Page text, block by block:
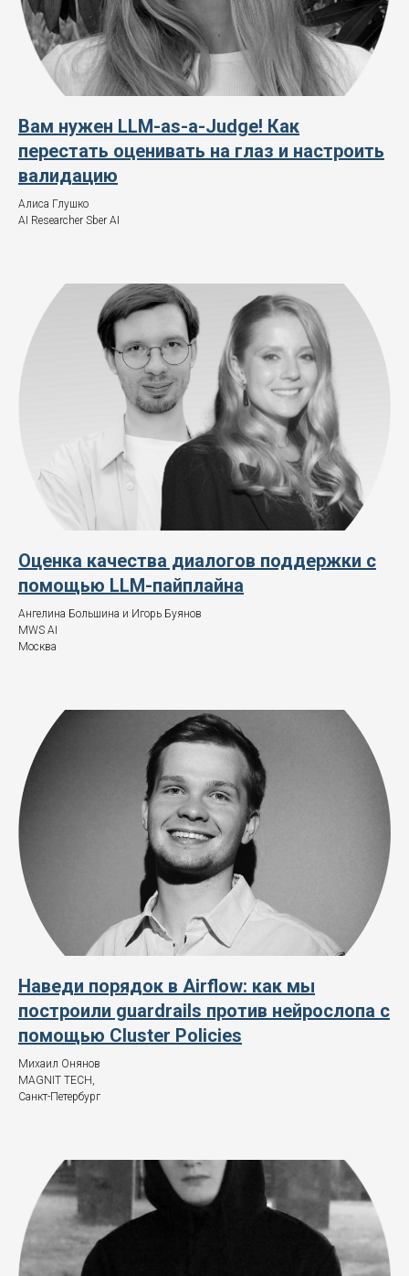
Вам нужен LLM-as-a-Judge! Как
перестать оценивать на глаз и настроить
валидацию
Алиса Глушко
AI Researcher Sber AI
Оценка качества диалогов поддержки с
помощью LLM-пайплайна
Ангелина Большина и Игорь Буянов
MWS AI
Москва
Наведи порядок в Airflow: как мы
построили guardrails против нейрослопа с
помощью Cluster Policies
Михаил Онянов
MAGNIT TECH,
Санкт-Петербург